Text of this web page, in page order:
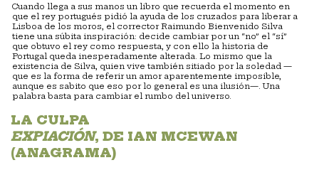
Cuando llega a sus manos un libro que recuerda el momento en
que el rey portugués pidió la ayuda de los cruzados para liberar a
Lisboa de los moros, el corrector Raimundo Bienvenido Silva
tiene una súbita inspiración: decide cambiar por un “no” el “sí”
que obtuvo el rey como respuesta, y con ello la historia de
Portugal queda inesperadamente alterada. Lo mismo que la
existencia de Silva, quien vive también sitiado por la soledad —
que es la forma de referir un amor aparentemente imposible,
aunque es sabito que eso por lo general es una ilusión—. Una
palabra basta para cambiar el rumbo del universo.
LA CULPA
EXPIACIÓN, DE IAN MCEWAN
(ANAGRAMA)